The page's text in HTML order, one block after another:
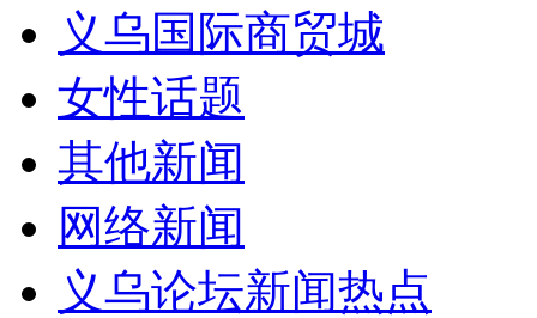
义乌国际商贸城
女性话题
其他新闻
网络新闻
义乌论坛新闻热点